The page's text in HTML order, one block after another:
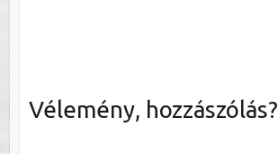
Vélemény, hozzászólás?